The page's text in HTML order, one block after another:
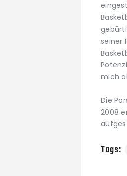
seiner
mich
Die
2008
Tags: